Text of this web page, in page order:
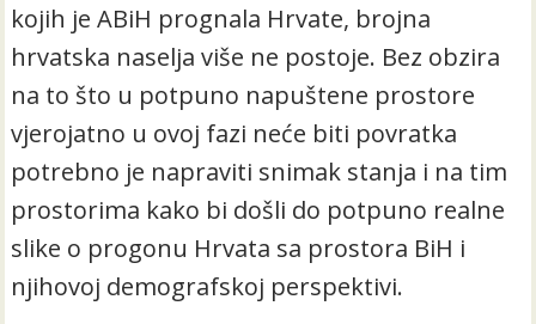
kojih je ABiH prognala Hrvate, brojna
hrvatska naselja više ne postoje. Bez obzira
na to što u potpuno napuštene prostore
vjerojatno u ovoj fazi neće biti povratka
potrebno je napraviti snimak stanja i na tim
prostorima kako bi došli do potpuno realne
slike o progonu Hrvata sa prostora BiH i
njihovoj demografskoj perspektivi.